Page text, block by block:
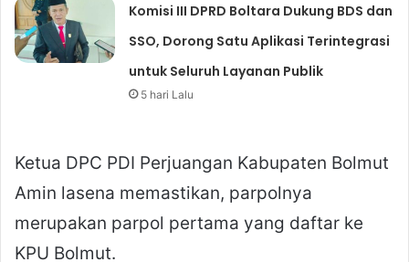
Komisi III DPRD Boltara Dukung BDS dan
SSO, Dorong Satu Aplikasi Terintegrasi
untuk Seluruh Layanan Publik
5 hari Lalu
Ketua DPC PDI Perjuangan Kabupaten Bolmut
Amin lasena memastikan, parpolnya
merupakan parpol pertama yang daftar ke
KPU Bolmut.